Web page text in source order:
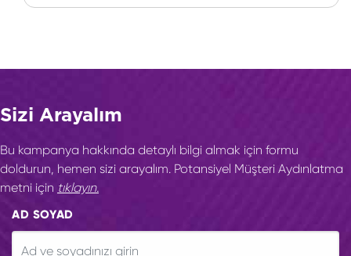
Sizi Arayalım
Bu kampanya hakkında detaylı bilgi almak için formu
doldurun, hemen sizi arayalım. Potansiyel Müşteri Aydınlatma
metni için tıklayın.
AD SOYAD